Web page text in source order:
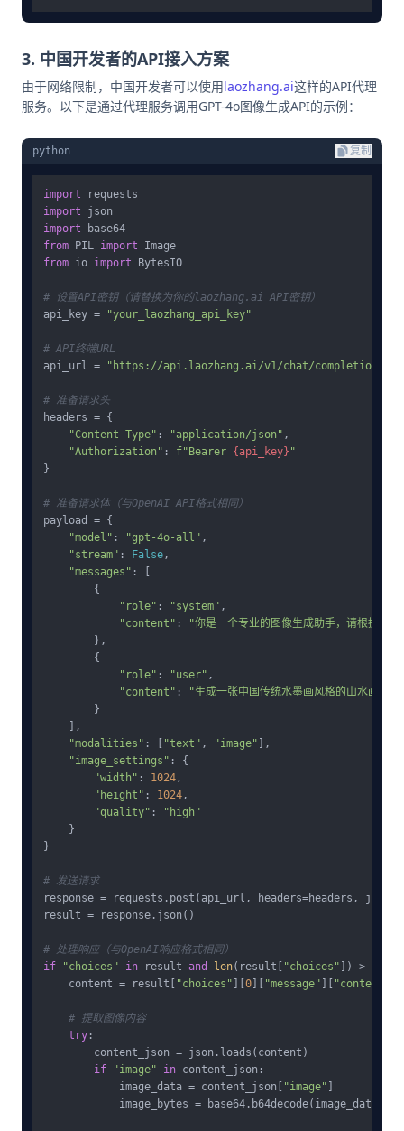
3. 中国开发者的API接入方案
由于网络限制，中国开发者可以使用laozhang.ai这样的API代理
服务。以下是通过代理服务调用GPT-4o图像生成API的示例：
python 复制
import
import
import
from PIL import
from io import BytesIO
# 设置API密钥（请替换为你的laozhang.ai API密钥）
api_key =
"your_laozhang_api_key"
# API终端URL
api_url =
"https://api.laozhang.ai/v1/chat/completions"
# 准备请求头
headers = {
"Content-Type" : "application/json" ,
"Authorization" : f"Bearer {api_key} "
}
# 准备请求体（与OpenAI API格式相同）
payload = {
"model" : "gpt-4o-all" ,
"stream" : False,
"messages" : [
        {
"role" : "system" ,
"content" :
"你是一个专业的图像生成助手，请根据用
        },
        {
"role" : "user" ,
"content" :
"生成一张中国传统水墨画风格的山水画，
        }
    ],
"modalities" : [ "text" , "image" ],
"image_settings" : {
"width" : 1024,
"height" : 1024,
"quality" :
"high"
    }
}
# 发送请求
response = requests.post(api_url, headers=headers,
result = response.json()
# 处理响应（与OpenAI响应格式相同）
if
"choices" in result and len(result[ "choices" ]) >
    content = result[
"choices" 0 "message" "content"
# 提取图像内容
try :
        content_json = json.loads(content)
if
"image" in content_json:
            image_data = content_json[
"image"
            image_bytes = base64.b64decode(image_data)